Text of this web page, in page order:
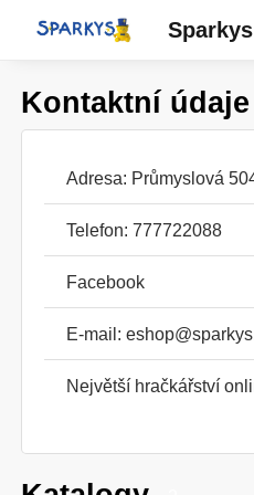
Sparkys
Kontaktní údaje
Adresa: Průmyslová
Telefon: 777722088
Facebook
E-mail:
Největší hračkářství